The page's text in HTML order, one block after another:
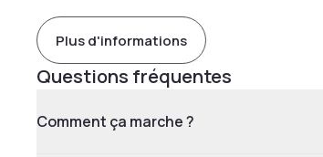
Plus d'informations
Questions fréquentes
Comment ça marche ?